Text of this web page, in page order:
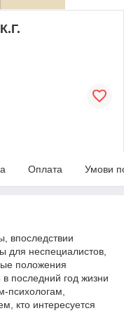
Оплата Умови
впоследствии
для неспециалистов,
положения
последний год жизни
психологам,
кто интересуется